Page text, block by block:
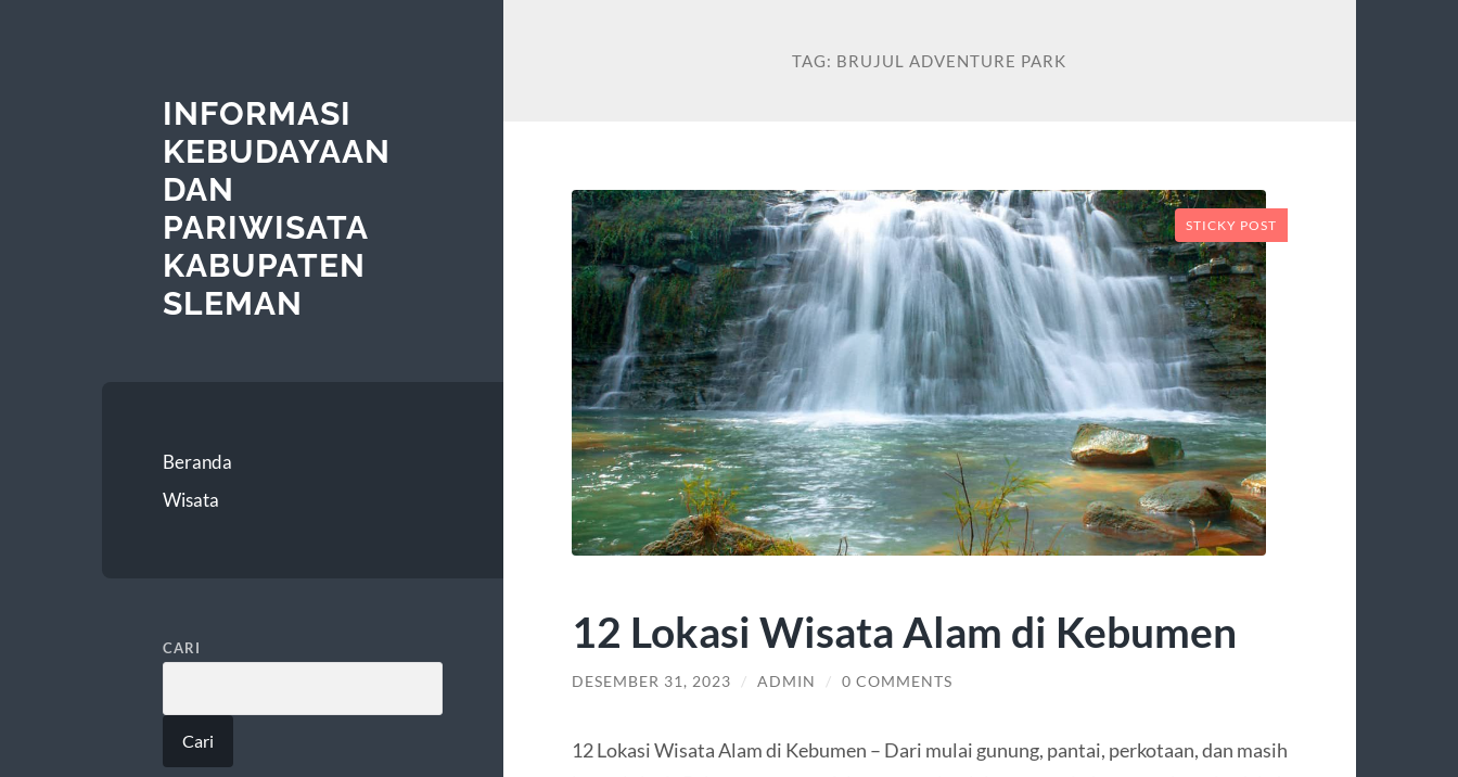
INFORMASI
KEBUDAYAAN
DAN
PARIWISATA
KABUPATEN
SLEMAN
Beranda
Wisata
CARI
Cari
TAG: BRUJUL ADVENTURE PARK
STICKY POST
12 Lokasi Wisata Alam di Kebumen
DESEMBER 31, 2023 / ADMIN / 0 COMMENTS
12 Lokasi Wisata Alam di Kebumen – Dari mulai gunung, pantai, perkotaan, dan masih